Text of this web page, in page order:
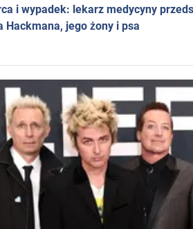
i wypadek: lekarz medycyny
Hackmana, jego żony i psa